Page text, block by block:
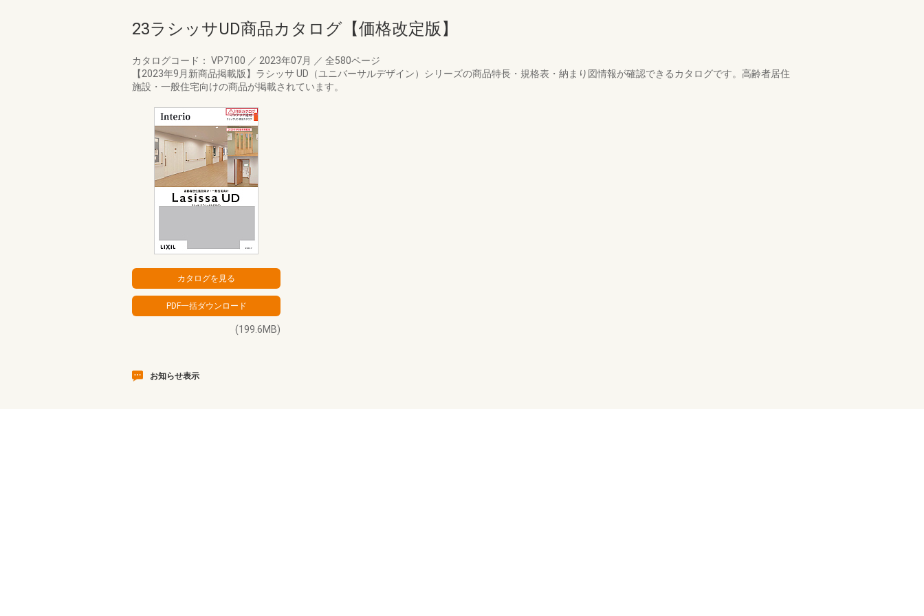
23ラシッサUD商品カタログ【価格改定版】
カタログコード： VP7100 ／ 2023年07月 ／ 全580ページ
【2023年9月新商品掲載版】ラシッサ UD（ユニバーサルデザイン）シリーズの商品特長・規格表・納まり図情報が確認できるカタログです。高齢者居住
施設・一般住宅向けの商品が掲載されています。
(199.6MB)
お知らせ表示